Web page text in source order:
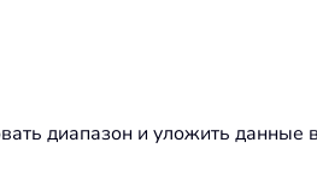
диапазон и уложить данные